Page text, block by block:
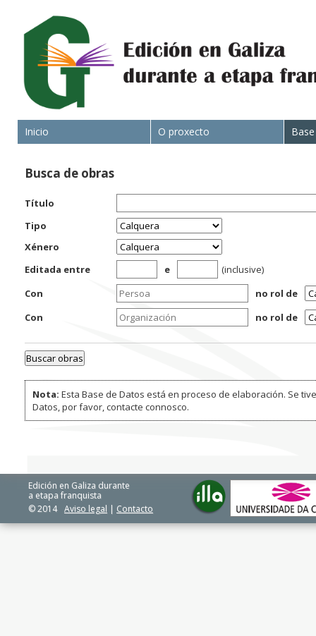
Inicio O proxecto
Busca de obras
Título
Tipo
Xénero
Editada entre
e
(inclusive)
Con
no rol de
Con
no rol de
Nota: Esta Base de Datos está en proceso de elaboración. Se
Datos, por favor, contacte connosco.
Edición en Galiza durante
a etapa franquista
© 2014 Aviso legal | Contacto